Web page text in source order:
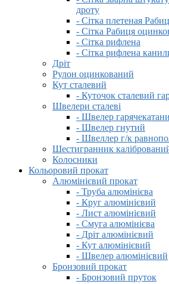
дроту
- Сітка плетеная
- Сітка Рабиця
- Сітка рифлена
- Сітка рифлена
Дріт
Рулон оцинкований
Кут сталевий
- Куточок сталевий
Швелери сталеві
- Швелер
- Швелер гнутий
- Швеллер г/к
Шестигранник
Колосники
Кольоровий прокат
Алюмінієвий прокат
- Труба алюмінієва
- Круг алюмінієвий
- Лист алюмінієвий
- Смуга алюмінієва
- Дріт алюмінієвий
- Кут алюмінієвий
- Швелер алюмінієвий
Бронзовий прокат
- Бронзовий пруток